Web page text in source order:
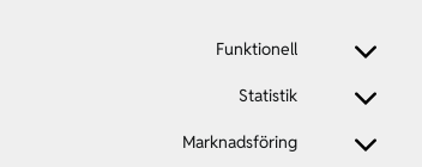
Funktionell
Consent
wordpress
Statistik
Consent
Marknadsföring
Consent